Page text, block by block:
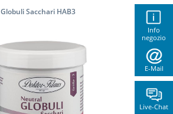
Info
negozio
E-Mail
Live-Chat
Globuli Sacchari HAB3